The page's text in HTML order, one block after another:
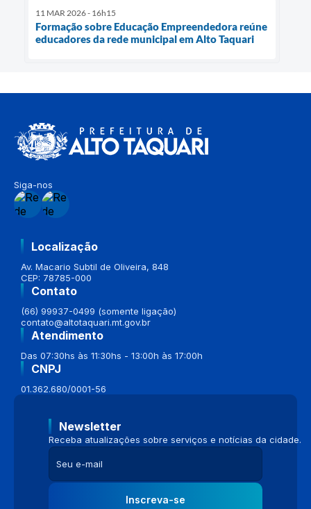
11 MAR 2026 - 16h15
Formação sobre Educação Empreendedora reúne
educadores da rede municipal em Alto Taquari
Siga-nos
Localização
Av. Macario Subtil de Oliveira, 848
CEP: 78785-000
Contato
(66) 99937-0499 (somente ligação)
contato@altotaquari.mt.gov.br
Atendimento
Das 07:30hs às 11:30hs - 13:00h às 17:00h
CNPJ
01.362.680/0001-56
Newsletter
Receba atualizações sobre serviços e notícias da cidade.
Inscreva-se